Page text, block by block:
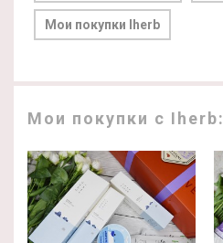
Мои покупки Iherb
Мои покупки с Iherb: